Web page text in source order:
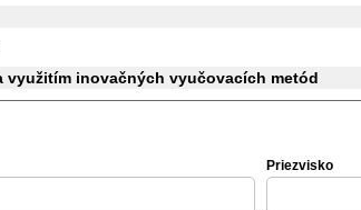
využitím inovačných vyučovacích metód
Priezvisko